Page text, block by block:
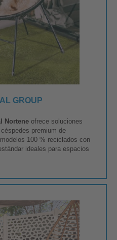
GROUP
Nortene ofrece soluciones
premium de
100 % reciclados con
ideales para espacios